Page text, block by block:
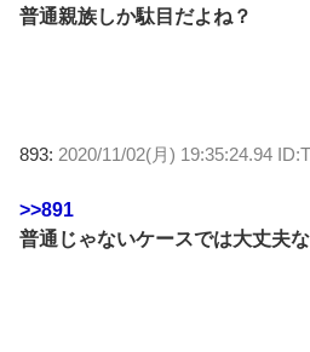
普通親族しか駄目だよね？
893: 2020/11/02(月) 19:35:24.94
>>891
普通じゃないケースでは大丈夫